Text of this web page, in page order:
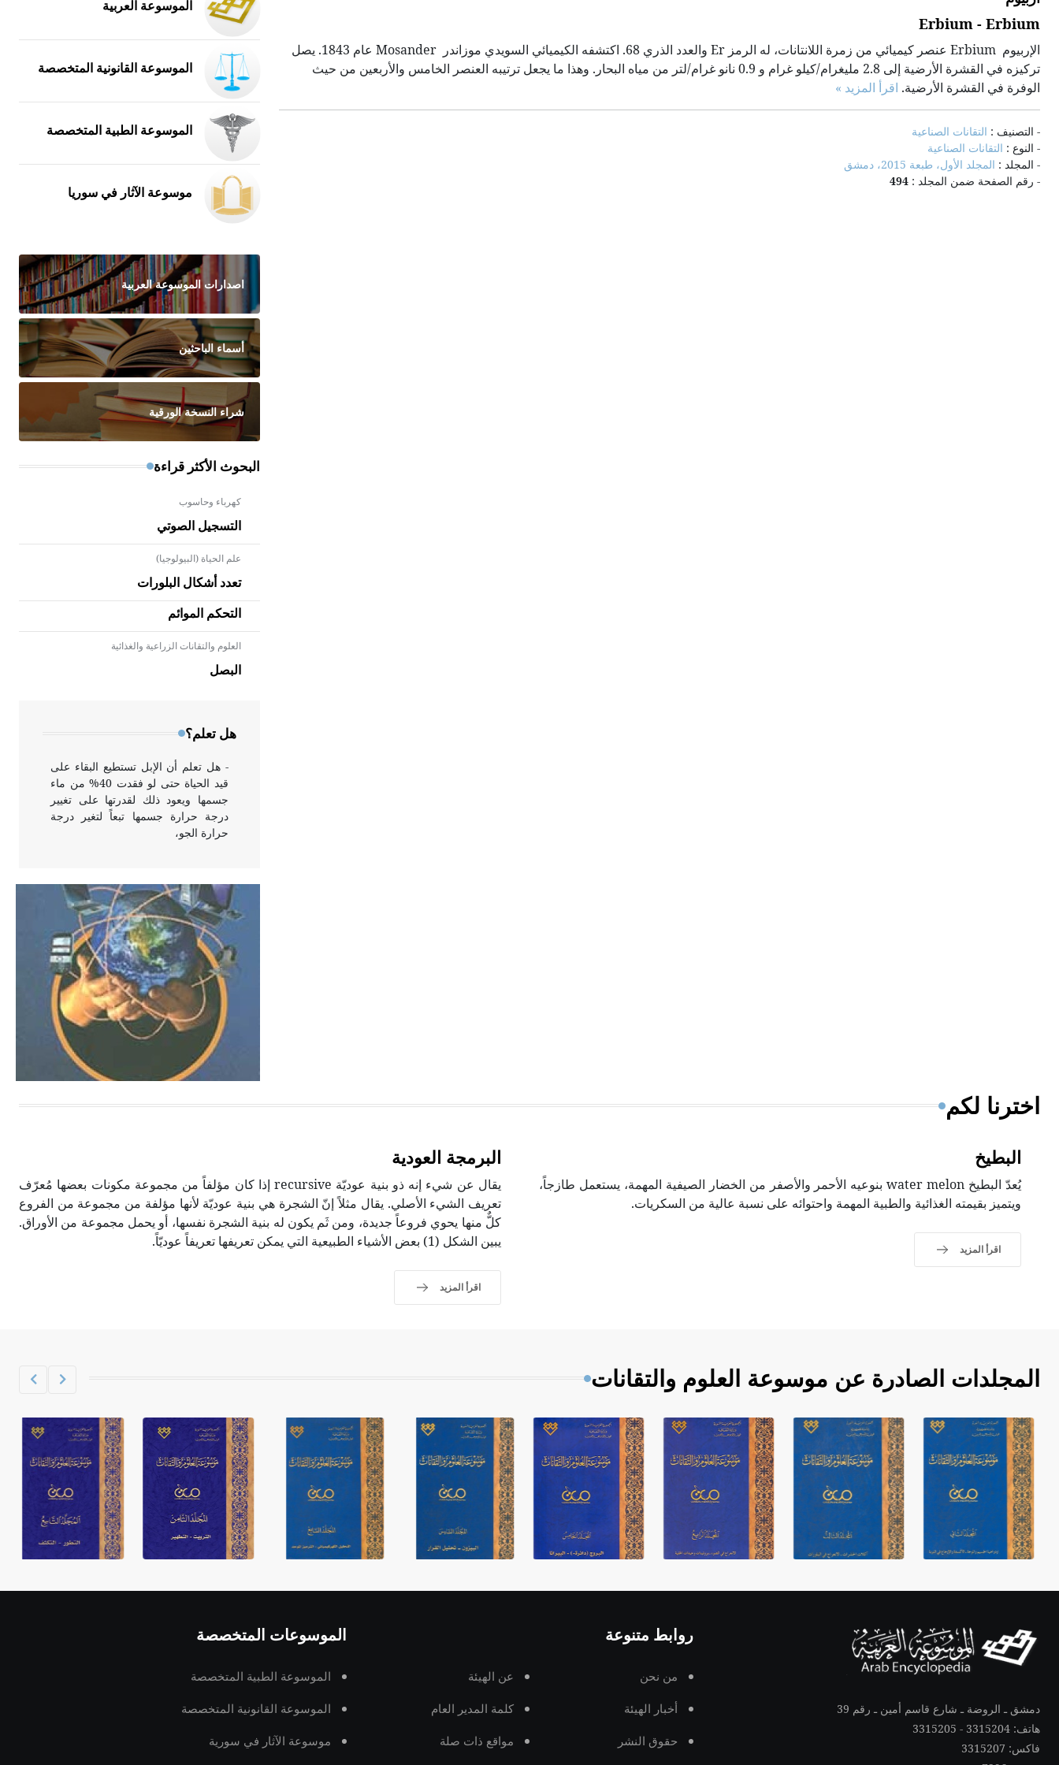
Erbium - Erbium
الإربيوم Erbium عنصر كيميائي من زمرة اللانتانات، له الرمز Er والعدد الذري 68. اكتشفه الكيميائي السويدي موزاندر Mosander عام 1843. يصل
تركيزه في القشرة الأرضية إلى 2.8 مليغرام/كيلو غرام و 0.9 نانو غرام/لتر من مياه البحار. وهذا ما يجعل ترتيبه العنصر الخامس والأربعين من حيث
الوفرة في القشرة الأرضية. اقرأ المزيد »
- التصنيف : التقانات الصناعية
- النوع : التقانات الصناعية
- المجلد : المجلد الأول، طبعة 2015، دمشق
- رقم الصفحة ضمن المجلد : 494
الموسوعة العربية
الموسوعة القانونية المتخصصة
الموسوعة الطبية المتخصصة
موسوعة الآثار في سوريا
اصدارات الموسوعة العربية
أسماء الباحثين
شراء النسخة الورقية
البحوث الأكثر قراءة
كهرباء وحاسوب
التسجيل الصوتي
علم الحياة (البيولوجيا)
تعدد أشكال البلورات
التحكم الموائم
العلوم والتقانات الزراعية والغذائية
البصل
هل تعلم؟
- هل تعلم أن الأبلق نوع من الفنون
الهندسية التي ارتبطت بالعمارة
الإسلامية في بلاد الشام ومصر خاصة،
- هل تعلم أن الإبل تستطيع البقاء على
قيد الحياة حتى لو فقدت 40% من ماء
جسمها ويعود ذلك لقدرتها على تغيير
درجة حرارة جسمها تبعاً لتغير درجة
حرارة الجو،
- هل تعلم أن أبقراط كتب في الطب
أربعة مؤلفات هي: الحكم، الأدلة، تنظيم
التغذية، ورسالته في جروح الرأس.
ويعود له الفضل بأنه حرر الطب من
الدين والفلسفة.
- هل تعلم أن المرجان إفراز حيواني
يتكون في البحر ويتركب من مادة
كربونات الكلسيوم، وهو أحمر أو شديد
الحمرة وهو أجود أنواعه، ويمتاز بكبر
الحجم ويسمى الش
اخترنا لكم
البطيخ
يُعدّ البطيخ water melon بنوعيه الأحمر والأصفر من الخضار الصيفية المهمة، يستعمل طازجاً،
ويتميز بقيمته الغذائية والطبية المهمة واحتوائه على نسبة عالية من السكريات.
اقرأ المزيد
البرمجة العودية
يقال عن شيء إنه ذو بنية عوديّة recursive إذا كان مؤلفاً من مجموعة مكونات بعضها مُعرّف
تعريف الشيء الأصلي. يقال مثلاً إنّ الشجرة هي بنية عوديّة لأنها مؤلفة من مجموعة من الفروع
كلٌّ منها يحوي فروعاً جديدة، ومن ثَم يكون له بنية الشجرة نفسها، أو يحمل مجموعة من الأوراق.
يبين الشكل (1) بعض الأشياء الطبيعية التي يمكن تعريفها تعريفاً عوديّاً.
اقرأ المزيد
المجلدات الصادرة عن موسوعة العلوم والتقانات
دمشق ـ الروضة ـ شارع قاسم أمين ـ رقم 39
هاتف: 3315204 - 3315205
فاكس: 3315207
روابط متنوعة
من نحن عن الهيئة
أخبار الهيئة كلمة المدير العام
حقوق النشر مواقع ذات صلة
الموسوعات المتخصصة
الموسوعة الطبية المتخصصة
الموسوعة القانونية المتخصصة
موسوعة الآثار في سورية